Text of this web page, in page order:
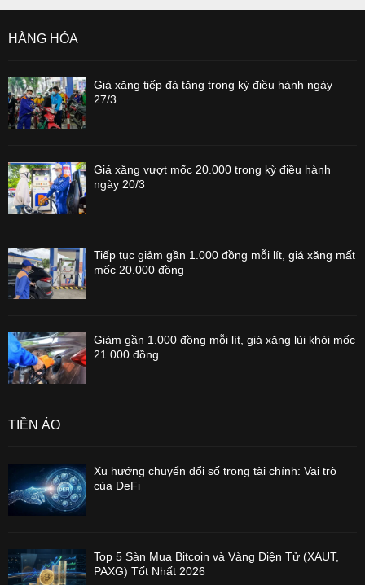
HÀNG HÓA
Giá xăng tiếp đà tăng trong kỳ điều hành ngày
27/3
Giá xăng vượt mốc 20.000 trong kỳ điều hành
ngày 20/3
Tiếp tục giảm gần 1.000 đồng mỗi lít, giá xăng mất
mốc 20.000 đồng
Giảm gần 1.000 đồng mỗi lít, giá xăng lùi khỏi mốc
21.000 đồng
TIỀN ẢO
Xu hướng chuyển đổi số trong tài chính: Vai trò
của DeFi
Top 5 Sàn Mua Bitcoin và Vàng Điện Tử (XAUT,
PAXG) Tốt Nhất 2026